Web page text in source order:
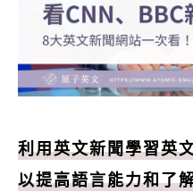
利用英文新聞學習英
以提高語言能力和了